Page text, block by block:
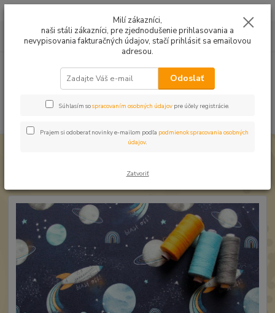
0949224331
9:00 -14:30
za0,00 EUR
Teplákovina Planéty digi
Teplákovina Planéty digi
Milí zákazníci,
naši stáli zákazníci, pre zjednodušenie prihlasovania a
nevypisovania fakturačných údajov, stačí prihlásiť sa emailovou
adresou.
Odoslať
Súhlasím sospracovaním osobných údajov pre účely registrácie.
Prajem si odoberať novinky e-mailom podľa podmienok spracovania osobných
údajov.
Zatvoriť